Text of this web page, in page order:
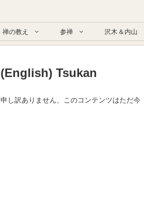
禅の教え 参禅 沢木＆内山
(English) Tsukan
申し訳ありません、このコンテンツはただ今